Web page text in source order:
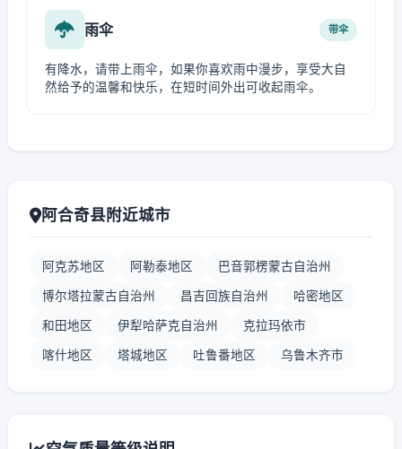
雨伞 带伞
有降水，请带上雨伞，如果你喜欢雨中漫步，享受大自
然给予的温馨和快乐，在短时间外出可收起雨伞。
阿合奇县附近城市
阿克苏地区 阿勒泰地区 巴音郭楞蒙古自治州
博尔塔拉蒙古自治州 昌吉回族自治州 哈密地区
和田地区 伊犁哈萨克自治州 克拉玛依市
喀什地区 塔城地区 吐鲁番地区 乌鲁木齐市